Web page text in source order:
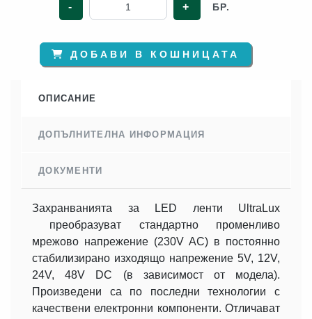
- + БР.
ДОБАВИ В КОШНИЦАТА
ОПИСАНИЕ
ДОПЪЛНИТЕЛНА ИНФОРМАЦИЯ
ДОКУМЕНТИ
Захранванията за LED ленти UltraLux
преобразуват стандартно променливо
мрежово напрежение (230V AC) в постоянно
стабилизирано изходящо напрежение 5V, 12V,
24V, 48V DC (в зависимост от модела).
Произведени са по последни технологии с
качествени електронни компоненти. Отличават